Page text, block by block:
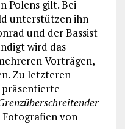
Polens gilt. Bei
unterstützen ihn
und der Bassist
wird das
Vorträgen,
Zu letzteren
von